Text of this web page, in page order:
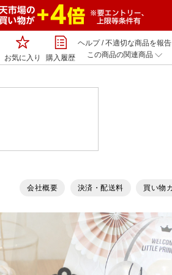
お気に入り 購入履歴
ヘルプ/不適切な商品を報告
この商品の関連商品